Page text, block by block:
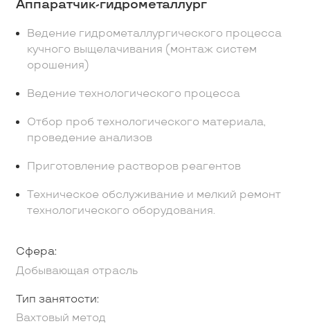
Аппаратчик-гидрометаллург
Ведение гидрометаллургического процесса
кучного выщелачивания (монтаж систем
орошения)
Ведение технологического процесса
Отбор проб технологического материала,
проведение анализов
Приготовление растворов реагентов
Техническое обслуживание и мелкий ремонт
технологического оборудования.
Сфера:
Добывающая отрасль
Тип занятости:
Вахтовый метод